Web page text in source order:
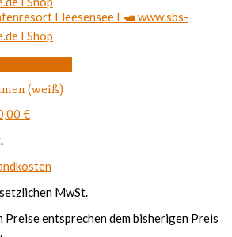
auf
Produktseite
(weiß)
€Aktueller
MwSt.
entsprechen dem bisherigen Preis